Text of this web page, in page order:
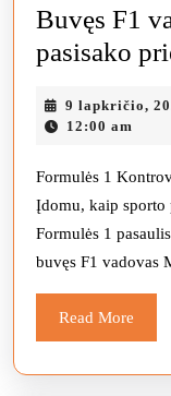
Buvęs F1
pasisako
9 lapkričio,
12:00 am
Formulės 1
Įdomu, kaip sporto
Formulės 1
buvęs F1 vadovas
Read More
More